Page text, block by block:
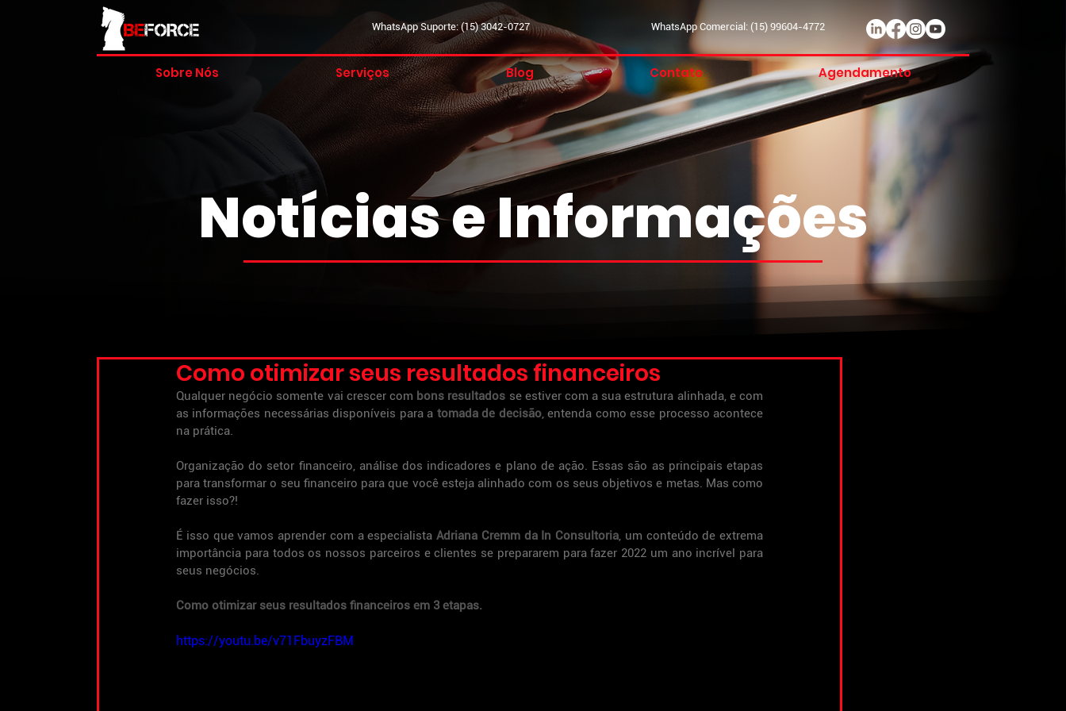
WhatsApp Suporte: (15) 3042-0727 WhatsApp Comercial: (15) 99604-4772
Sobre Nós Serviços Blog Contato Agendamento
Notícias e Informações
Como otimizar seus resultados financeiros
Qualquer negócio somente vai crescer com bons resultados se estiver com a sua estrutura alinhada, e com
as informações necessárias disponíveis para a tomada de decisão, entenda como esse processo acontece
na prática.
Organização do setor financeiro, análise dos indicadores e plano de ação. Essas são as principais etapas
para transformar o seu financeiro para que você esteja alinhado com os seus objetivos e metas. Mas como
fazer isso?!
É isso que vamos aprender com a especialista Adriana Cremm da In Consultoria, um conteúdo de extrema
importância para todos os nossos parceiros e clientes se prepararem para fazer 2022 um ano incrível para
seus negócios.
Como otimizar seus resultados financeiros em 3 etapas.
https://youtu.be/v71FbuyzFBM